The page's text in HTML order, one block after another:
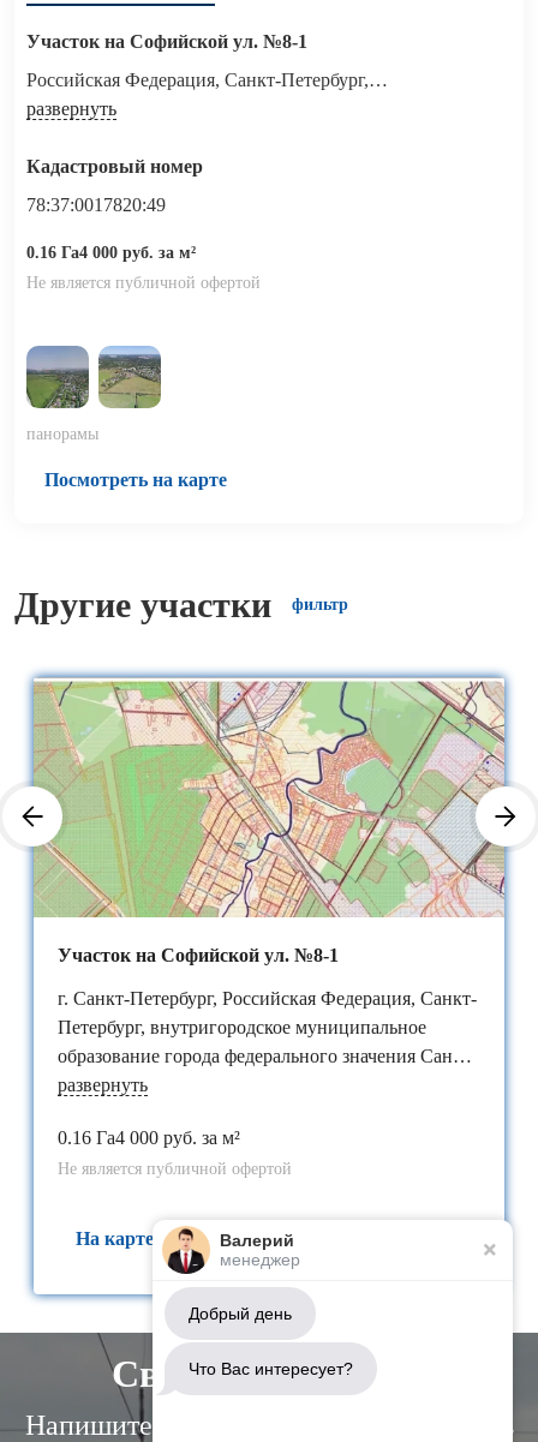
Участок на Софийской ул. №8-1
Российская Федерация, Санкт-Петербург,
внутригородское муниципальное образование города
Славянка, территория предприятия "Ленсоветовское",
участок 8-1
развернуть
Кадастровый номер
78:37:0017820:49
0.16 Га4 000 руб. за м²
Не является публичной офертой
панорамы
Посмотреть на карте
Другие участки фильтр
Участок на Софийской ул. №8-1
г. Санкт-Петербург, Российская Федерация, Санкт-
Петербург, внутригородское муниципальное
образование города федерального значения Санкт-
Петербурга​ поселок Петро-Славянка, территория
развернуть
0.16 Га4 000 руб. за м²
Не является публичной офертой
На карте
Свяжитесь с нами
Напишите нам, и мы свяжемся с вами в
Валерий
менеджер
Добрый день
Что Вас интересует?